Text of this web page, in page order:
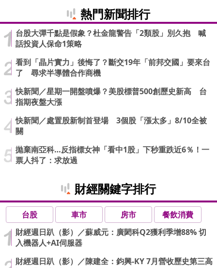
熱門新聞排行
台股大彈千點是假象？杜金龍警告「2類股」別久抱 喊
話投資人保命1策略
看到「晶片實力」後悔了？斷交19年「前邦交國」要來台
了 尋求半導體合作商機
快新聞／星期一開盤噴爆？美股標普500創歷史新高 台
指期夜盤大漲
快新聞／處置股新制首登場 3個股「漲太多」8/10全被
關
拋棄南亞科…反指標女神「看中1股」下秒重跌近6％！一
票人抖了：求放過
財經關鍵字排行
台股 車市 房市
餐飲消費
財經週日趴（影）／蘇威元：廣閎科Q2獲利季增88% 切
入機器人+AI伺服器
財經週日趴（影）／陳建全：鈞興-KY 7月營收歷史第三高